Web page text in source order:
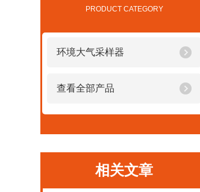
PRODUCT CATEGORY
环境大气采样器
查看全部产品
相关文章